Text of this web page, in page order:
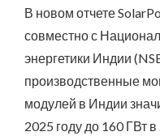
В новом отчете
совместно с
энергетики Индии
производственные
модулей в Индии
2025 году до 160 ГВт